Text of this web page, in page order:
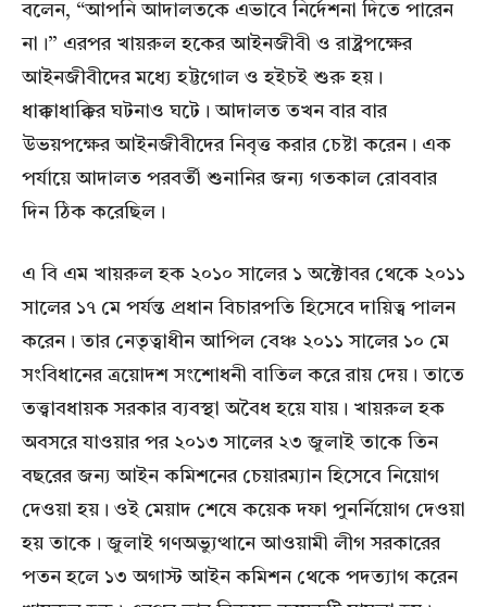
বলেন, “আপনি আদালতকে এভাবে নির্দেশনা দিতে পারেন
না।” এরপর খায়রুল হকের আইনজীবী ও রাষ্ট্রপক্ষের
আইনজীবীদের মধ্যে হট্টগোল ও হইচই শুরু হয়।
ধাক্কাধাক্কির ঘটনাও ঘটে। আদালত তখন বার বার
উভয়পক্ষের আইনজীবীদের নিবৃত্ত করার চেষ্টা করেন। এক
পর্যায়ে আদালত পরবর্তী শুনানির জন্য গতকাল রোববার
দিন ঠিক করেছিল।
এ বি এম খায়রুল হক ২০১০ সালের ১ অক্টোবর থেকে ২০১১
সালের ১৭ মে পর্যন্ত প্রধান বিচারপতি হিসেবে দায়িত্ব পালন
করেন। তার নেতৃত্বাধীন আপিল বেঞ্চ ২০১১ সালের ১০ মে
সংবিধানের ত্রয়োদশ সংশোধনী বাতিল করে রায় দেয়। তাতে
তত্ত্বাবধায়ক সরকার ব্যবস্থা অবৈধ হয়ে যায়। খায়রুল হক
অবসরে যাওয়ার পর ২০১৩ সালের ২৩ জুলাই তাকে তিন
বছরের জন্য আইন কমিশনের চেয়ারম্যান হিসেবে নিয়োগ
দেওয়া হয়। ওই মেয়াদ শেষে কয়েক দফা পুনর্নিয়োগ দেওয়া
হয় তাকে। জুলাই গণঅভ্যুত্থানে আওয়ামী লীগ সরকারের
পতন হলে ১৩ অগাস্ট আইন কমিশন থেকে পদত্যাগ করেন